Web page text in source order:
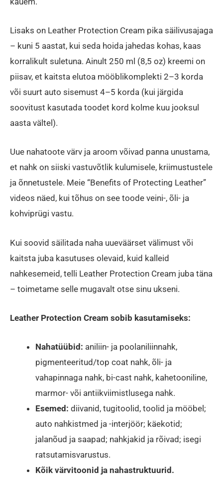
Lisaks on Leather Protection Cream pika säilivusajaga
– kuni 5 aastat, kui seda hoida jahedas kohas, kaas
korralikult suletuna. Ainult 250 ml (8,5 oz) kreemi on
piisav, et kaitsta elutoa mööblikomplekti 2–3 korda
või suurt auto sisemust 4–5 korda (kui järgida
soovitust kasutada toodet kord kolme kuu jooksul
aasta vältel).
Uue nahatoote värv ja aroom võivad panna unustama,
et nahk on siiski vastuvõtlik kulumisele, kriimustustele
ja õnnetustele. Meie “Benefits of Protecting Leather”
videos näed, kui tõhus on see toode veini-, õli- ja
kohviprügi vastu.
Kui soovid säilitada naha uueväärset välimust või
kaitsta juba kasutuses olevaid, kuid kalleid
nahkesemeid, telli Leather Protection Cream juba täna
– toimetame selle mugavalt otse sinu ukseni.
Leather Protection Cream sobib kasutamiseks:
Nahatüübid: aniliin- ja poolaniliinnahk,
pigmenteeritud/top coat nahk, õli- ja
vahapinnaga nahk, bi-cast nahk, kahetooniline,
marmor- või antiikviimistlusega nahk.
Esemed: diivanid, tugitoolid, toolid ja mööbel;
auto nahkistmed ja -interjöör; käekotid;
jalanõud ja saapad; nahkjakid ja rõivad; isegi
ratsutamisvarustus.
Kõik värvitoonid ja nahastruktuurid.